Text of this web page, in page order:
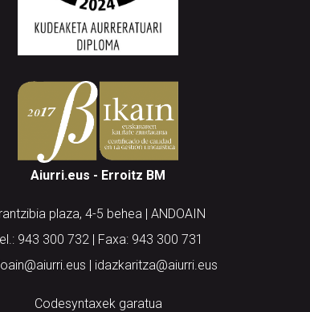
Aiurri.eus - Erroitz BM
plaza, 4-5 behea | ANDOAIN
943 300 732 | Faxa: 943 300 731
| idazkaritza@aiurri.eus
Codesyntaxek garatua